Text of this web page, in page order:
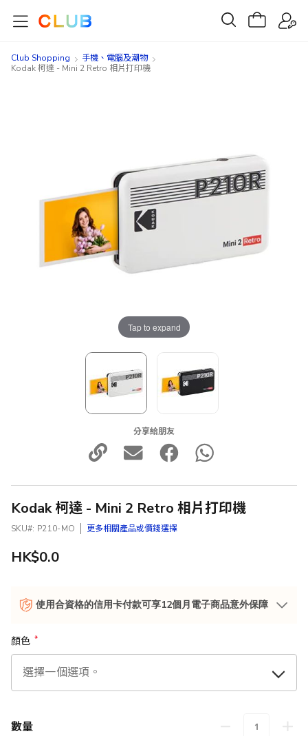
Club Shopping
手機、電腦及潮物
Kodak 柯達 - Mini 2 Retro 相片打印機
Tap to expand
分享給朋友
Kodak 柯達 - Mini 2 Retro 相片打印機
SKU P210-MO 更多相關產品或價錢選擇
HK$0.0
使用合資格的信用卡付款可享12個月電子商品意外保障
顏色
數量